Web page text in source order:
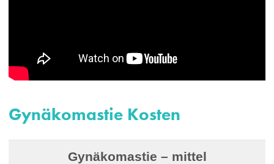
Gynäkomastie Kosten
Gynäkomastie – mittel